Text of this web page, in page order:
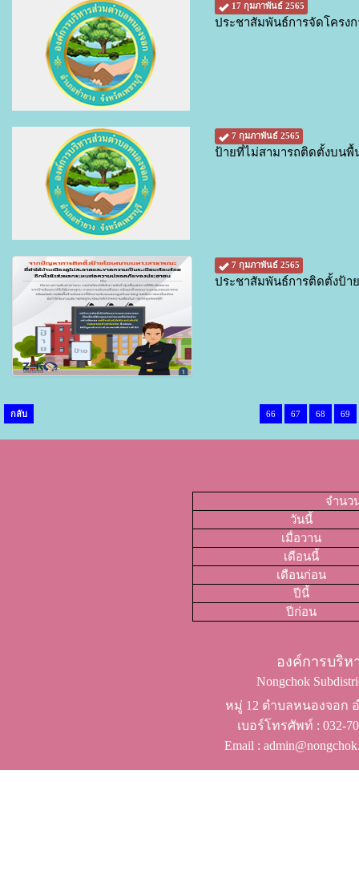
17 กุมภาพันธ์ 2565
ประชาสัมพันธ์การจัดโครง
7 กุมภาพันธ์ 2565
ป้ายที่ไม่สามารถติดตั้งบน
7 กุมภาพันธ์ 2565
ประชาสัมพันธ์การติดตั้งป้
กลับ 66 67 68 69
จำนว
วันนี้
เมื่อวาน
เดือนนี้
เดือนก่อน
ปีนี้
ปีก่อน
องค์การบริ
Nongchok
หมู่ 12 ตำบลหนองจอก
เบอร์โทรศัพท์ ​: 032-
Email :